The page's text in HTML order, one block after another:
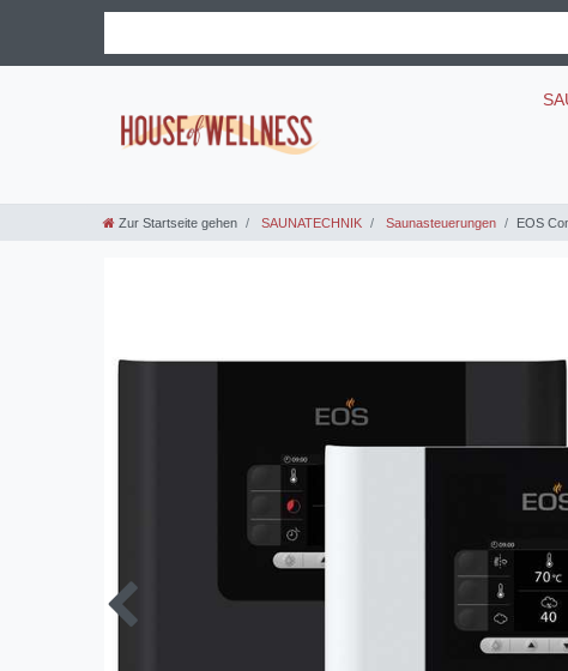
Zur Startseite gehen SAUNATECHNIK Saunasteuerungen EOS